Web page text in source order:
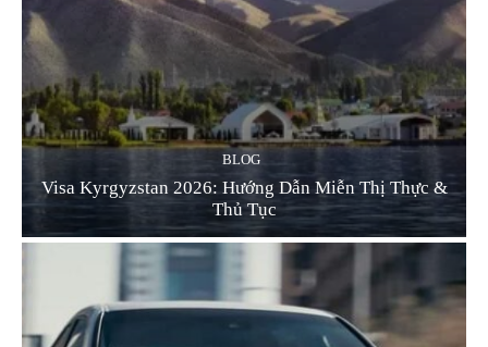
BLOG
Visa Kyrgyzstan 2026: Hướng Dẫn Miễn Thị Thực &
Thủ Tục